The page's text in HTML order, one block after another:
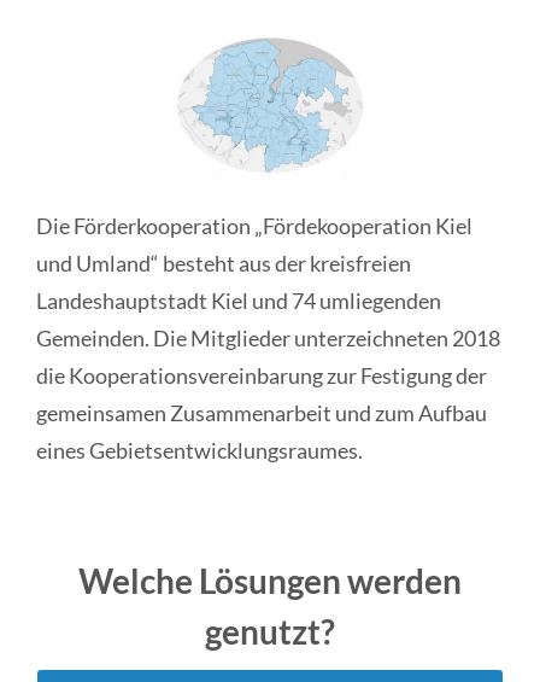
Die Förderkooperation „Fördekooperation Kiel
und Umland“ besteht aus der kreisfreien
Landeshauptstadt Kiel und 74 umliegenden
Gemeinden. Die Mitglieder unterzeichneten 2018
die Kooperationsvereinbarung zur Festigung der
gemeinsamen Zusammenarbeit und zum Aufbau
eines Gebietsentwicklungsraumes.
Welche Lösungen werden
genutzt?